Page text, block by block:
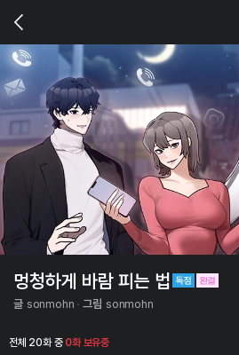
멍청하게 바람 피는 법
글 sonmohn 그림 sonmohn
전체 20화 중 0화 보유중